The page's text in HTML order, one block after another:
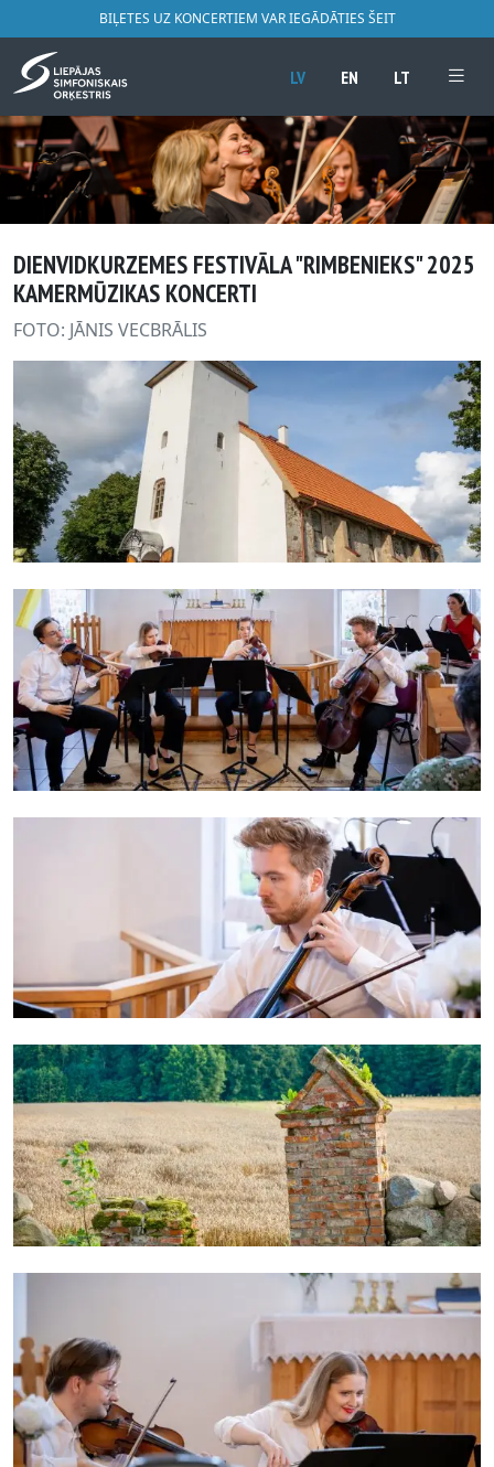
BIĻETES UZ KONCERTIEM VAR IEGĀDĀTIES ŠEIT
LV EN LT
DIENVIDKURZEMES FESTIVĀLA "RIMBENIEKS" 2025
KAMERMŪZIKAS KONCERTI
FOTO: JĀNIS VECBRĀLIS